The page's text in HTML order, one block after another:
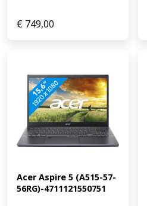
€ 749,00
Acer Aspire 5 (A515-57-
56RG)-4711121550751